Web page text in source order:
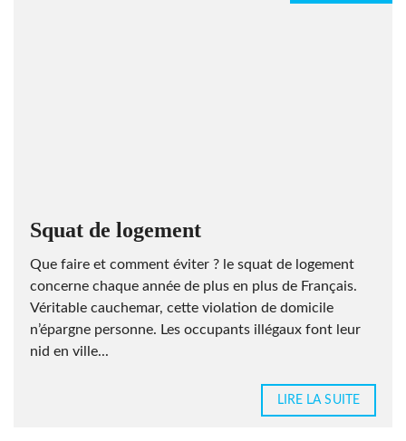
Squat de logement
Que faire et comment éviter ? le squat de logement
concerne chaque année de plus en plus de Français.
Véritable cauchemar, cette violation de domicile
n’épargne personne. Les occupants illégaux font leur
nid en ville...
LIRE LA SUITE